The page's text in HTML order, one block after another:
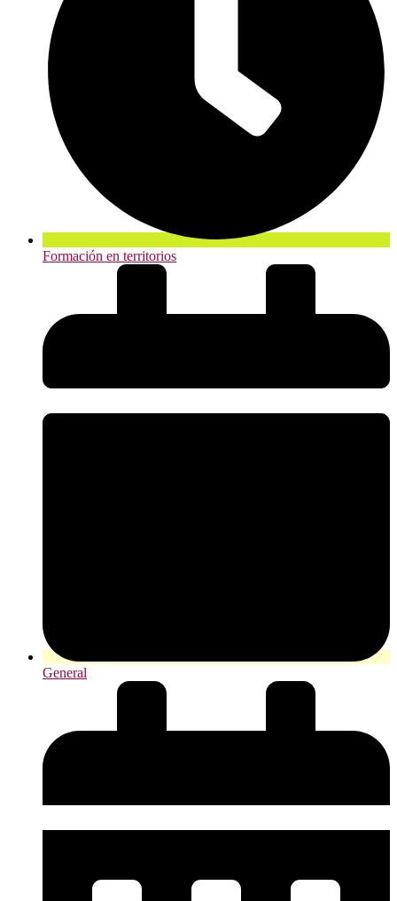
Formación en territorios
General